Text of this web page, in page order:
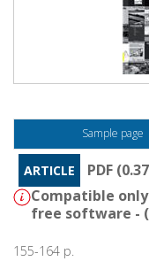
Sample page
ARTICLE
PDF
Compatible
free software - (
155-164 p.